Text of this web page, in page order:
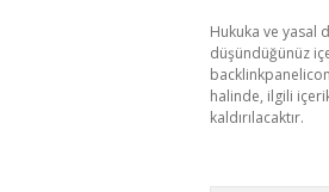
Hukuka ve yasal
düşündüğünüz
halinde, ilgili
kaldırılacaktır.